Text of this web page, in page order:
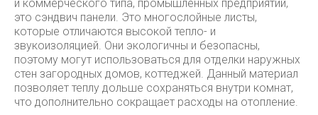
и коммерческого типа, промышленных предприятий,
это сэндвич панели. Это многослойные листы,
которые отличаются высокой тепло- и
звукоизоляцией. Они экологичны и безопасны,
поэтому могут использоваться для отделки наружных
стен загородных домов, коттеджей. Данный материал
позволяет теплу дольше сохраняться внутри комнат,
что дополнительно сокращает расходы на отопление.